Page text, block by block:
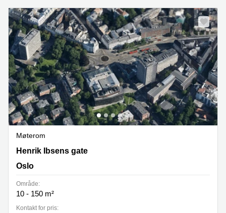
Møterom
Henrik Ibsen’s gate 90, Oslo
Henrik Ibsens gate
Oslo
Område:
10 - 150 m²
Kontakt for pris: